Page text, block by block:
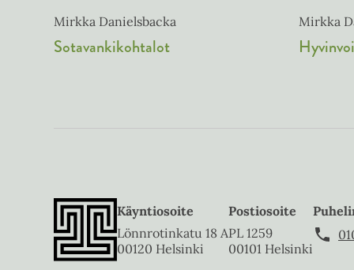
Mirkka Danielsbacka
Sotavankikohtalot
Mirkka
Käyntiosoite
Lönnrotinkatu 18 A
00120 Helsinki
Postiosoite
PL 1259
00101 Helsinki